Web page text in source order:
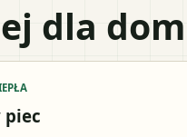
dla
piec